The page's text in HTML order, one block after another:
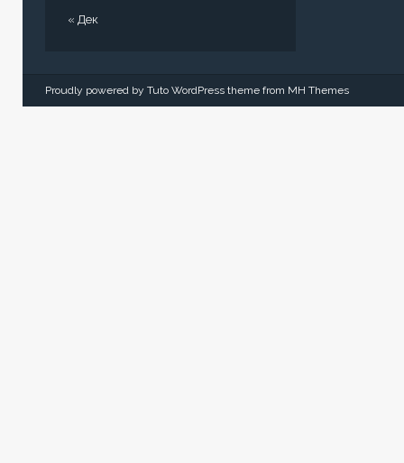
« Дек
Proudly powered by Tuto WordPress theme from MH Themes